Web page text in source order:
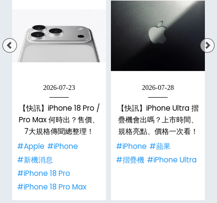
2026-07-23
【快訊】iPhone 18 Pro /
Pro Max 何時出？售價、
7大規格傳聞總整理！
#Apple #iPhone
#新機消息
#iPhone 18 Pro
#iPhone 18 Pro Max
2026-07-28
【快訊】iPhone Ultra 摺
疊機會出嗎？上市時間、
規格亮點、價格一次看！
#iPhone #蘋果
#摺疊機 #iPhone Ultra